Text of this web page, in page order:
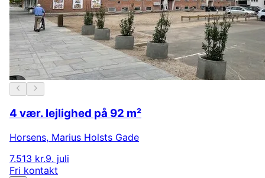
4 vær. lejlighed på 92 m²
Horsens, Marius Holsts Gade
7.513 kr.9. juli
Fri kontakt